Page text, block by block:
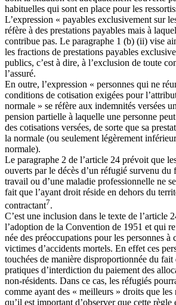
habituelles qui sont en place pour les
L’expression « payables exclusivement sur
réfère à des prestations payables mais à
contribue pas. Le paragraphe 1 (b) (ii) vise
les fractions de prestations payables
publics, c’est à dire, à l’exclusion de toute
l’assuré.
En outre, l’expression « personnes qui ne
conditions de cotisation exigées pour
normale » se réfère aux indemnités versées
pension partielle à laquelle une personne
des cotisations versées, de sorte que sa
la normale (ou seulement légèrement
normale).
Le paragraphe 2 de l’article 24 prévoit que
ouverts par le décès d’un réfugié survenu du
travail ou d’une maladie professionnelle ne
fait que l’ayant droit réside en dehors du
contractant7.
C’est une inclusion dans le texte de l’article
l’adoption de la Convention de 1951 et qui
née des préoccupations pour les personnes à
victimes d’accidents mortels. En effet ces
touchées de manière disproportionnée du fait
pratiques d’interdiction du paiement des
non-résidents. Dans ce cas, les réfugiés
comme ayant des « meilleurs » droits que les
qu’il est important d’observer que cette règle